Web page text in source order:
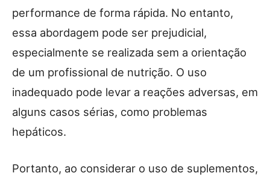
performance de forma rápida. No entanto,
essa abordagem pode ser prejudicial,
especialmente se realizada sem a orientação
de um profissional de nutrição. O uso
inadequado pode levar a reações adversas, em
alguns casos sérias, como problemas
hepáticos.
Portanto, ao considerar o uso de suplementos,